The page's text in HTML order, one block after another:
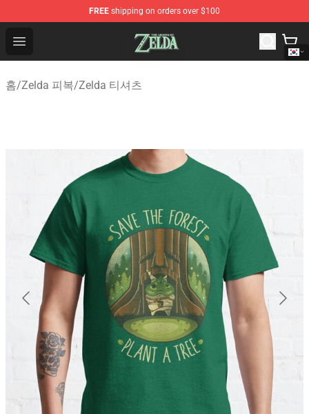
FREE shipping on orders over $100
Open menu
The Legend of Zelda Store - Official The Legend of
홈/Zelda 피복/Zelda 티셔츠